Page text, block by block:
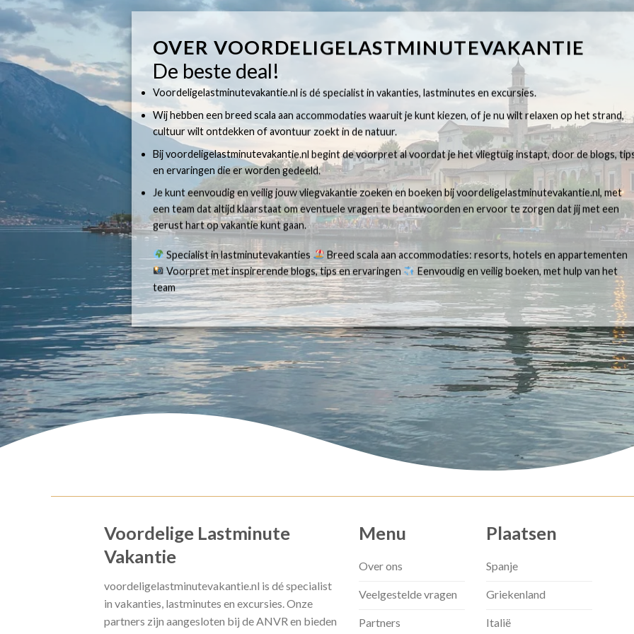
OVER VOORDELIGELASTMINUTEVAKANTIE
De beste deal!
Voordeligelastminutevakantie.nl is dé specialist in vakanties, lastminutes en excursies.
Wij hebben een breed scala aan accommodaties waaruit je kunt kiezen, of je nu wilt relaxen op het strand,
cultuur wilt ontdekken of avontuur zoekt in de natuur.
Bij voordeligelastminutevakantie.nl begint de voorpret al voordat je het vliegtuig instapt, door de blogs,
en ervaringen die er worden gedeeld.
Je kunt eenvoudig en veilig jouw vliegvakantie zoeken en boeken bij voordeligelastminutevakantie.nl, met
een team dat altijd klaarstaat om eventuele vragen te beantwoorden en ervoor te zorgen dat jij met een
gerust hart op vakantie kunt gaan.
Specialist in lastminutevakanties
Breed scala aan accommodaties: resorts, hotels en appartementen
Voorpret met inspirerende blogs, tips en ervaringen
Eenvoudig en veilig boeken, met hulp van het
team
Voordelige Lastminute
Vakantie
voordeligelastminutevakantie.nl is dé specialist
in vakanties, lastminutes en excursies. Onze
partners zijn aangesloten bij de ANVR en bieden
Menu
Over ons
Veelgestelde vragen
Partners
Plaatsen
Spanje
Griekenland
Italië